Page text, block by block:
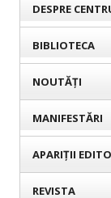
DESPRE
BIBLIOTECA
NOUTĂȚI
MANIFESTĂRI
APARIȚII
REVISTA